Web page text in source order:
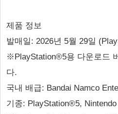
제품 정보
발매일: 2026년 5월 29일
※PlayStation®5용 다운로드
다.
국내 배급: Bandai Namco
기종: PlayStation®5,